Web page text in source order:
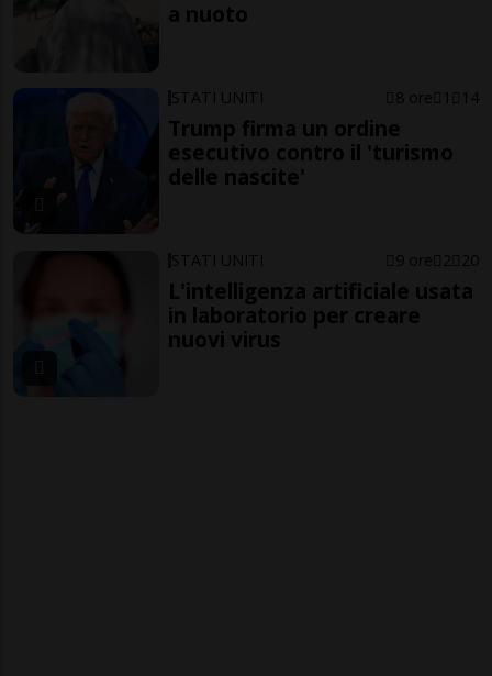
a nuoto
STATI UNITI 8 ore 1 14
Trump firma un ordine
esecutivo contro il 'turismo
delle nascite'
STATI UNITI 9 ore 2 20
L'intelligenza artificiale usata
in laboratorio per creare
nuovi virus